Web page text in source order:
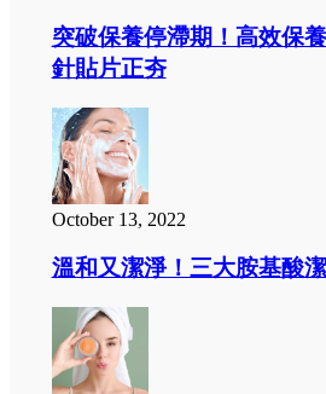
突破保養停滯期！高效保
針貼片正夯
October 13, 2022
溫和又潔淨！三大胺基酸